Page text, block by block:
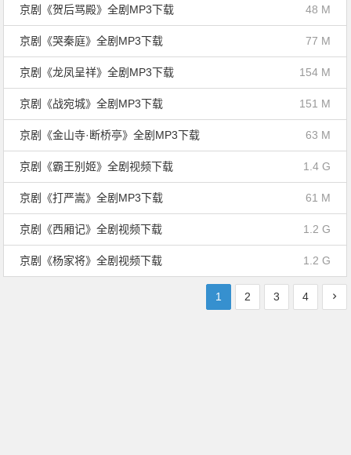
48 M
京剧《贺后骂殿》全剧MP3下载
77 M
京剧《哭秦庭》全剧MP3下载
154 M
京剧《龙凤呈祥》全剧MP3下载
151 M
京剧《战宛城》全剧MP3下载
63 M
京剧《金山寺·断桥亭》全剧MP3下载
1.4 G
京剧《霸王别姬》全剧视频下载
61 M
京剧《打严嵩》全剧MP3下载
1.2 G
京剧《西厢记》全剧视频下载
1.2 G
京剧《杨家将》全剧视频下载
1 2 3 4